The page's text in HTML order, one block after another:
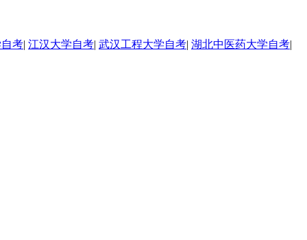
考| 江汉大学自考| 武汉工程大学自考| 湖北中医药大学自考|